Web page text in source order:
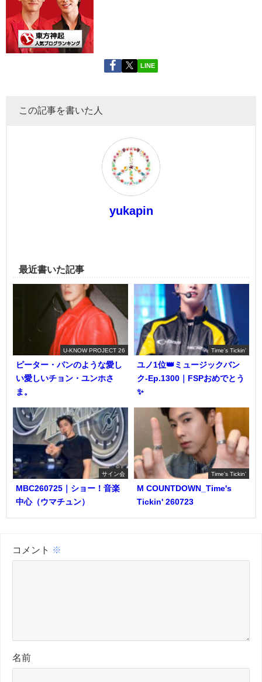
LINE
この記事を書いた人
yukapin
最近書いた記事
U-KNOW PROJECT 26
ピーター・パンのような愛し
い愛しいチョン・ユンホさ
ま。
Time's Tickin'
ユノ1位👑ミュージックバン
ク-Ep.1300｜FSPおめでとう
✨️
サイン会
MBC260725｜ショー！音楽
中心（ウマチュン）
Time's Tickin'
M COUNTDOWN_Time's
Tickin' 260723
コメント ※
名前